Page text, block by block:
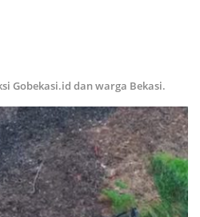
Gobekasi.id dan warga Bekasi.